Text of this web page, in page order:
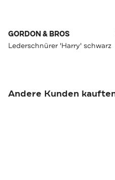
GORDON & BROS
Lederschnürer 'Harry' schwarz
Andere Kunden